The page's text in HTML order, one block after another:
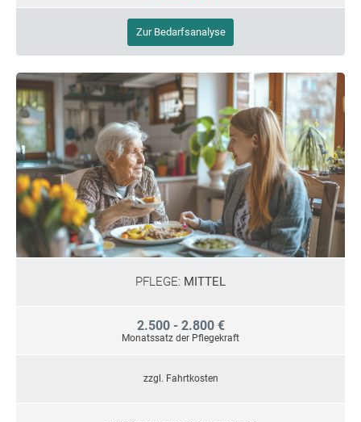
Zur Bedarfsanalyse
PFLEGE: MITTEL
2.500 - 2.800 €
Monatssatz der Pflegekraft
zzgl. Fahrtkosten